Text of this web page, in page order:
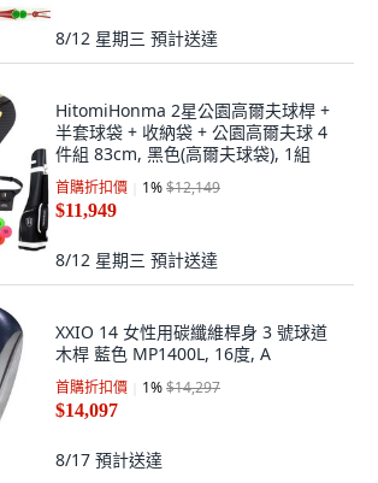
8/12 星期三 預計送達
HitomiHonma 2星公園高爾夫球桿 +
半套球袋 + 收納袋 + 公園高爾夫球 4
件組 83cm, 黑色(高爾夫球袋), 1組
首購折扣價 1%$12,149
$11,949
8/12 星期三 預計送達
XXIO 14 女性用碳纖維桿身 3 號球道
木桿 藍色 MP1400L, 16度, A
首購折扣價 1%$14,297
$14,097
8/17 預計送達